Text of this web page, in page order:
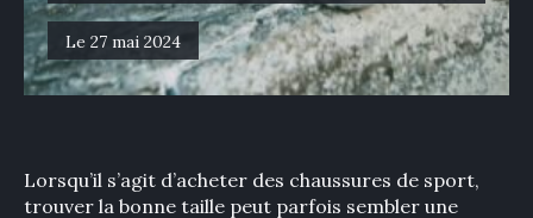
Le 27 mai 2024
Lorsqu’il s’agit d’acheter des chaussures de sport,
trouver la bonne taille peut parfois sembler une